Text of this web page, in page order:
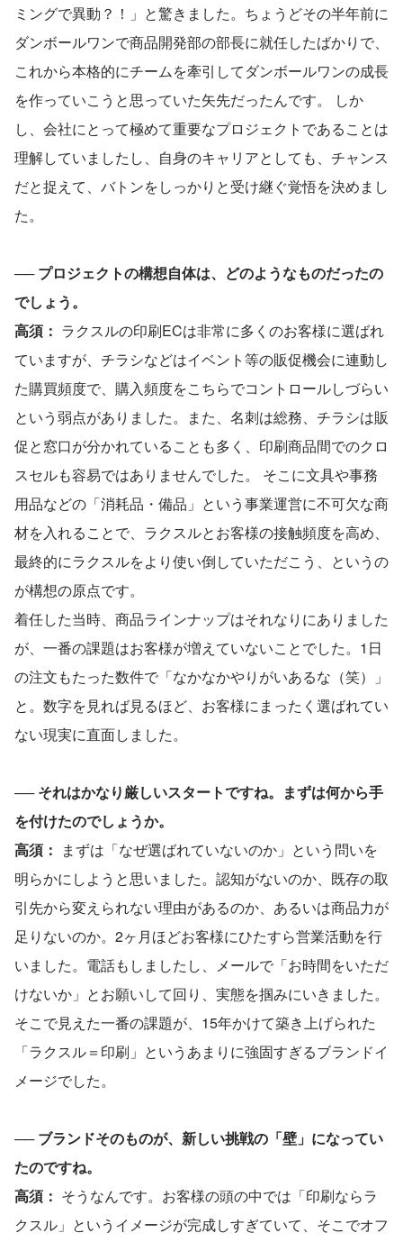
ミングで異動？！」と驚きました。ちょうどその半年前に
ダンボールワンで商品開発部の部長に就任したばかりで、
これから本格的にチームを牽引してダンボールワンの成長
を作っていこうと思っていた矢先だったんです。 しか
し、会社にとって極めて重要なプロジェクトであることは
理解していましたし、自身のキャリアとしても、チャンス
だと捉えて、バトンをしっかりと受け継ぐ覚悟を決めまし
た。
── プロジェクトの構想自体は、どのようなものだったの
でしょう。
高須： ラクスルの印刷ECは非常に多くのお客様に選ばれ
ていますが、チラシなどはイベント等の販促機会に連動し
た購買頻度で、購入頻度をこちらでコントロールしづらい
という弱点がありました。また、名刺は総務、チラシは販
促と窓口が分かれていることも多く、印刷商品間でのクロ
スセルも容易ではありませんでした。 そこに文具や事務
用品などの「消耗品・備品」という事業運営に不可欠な商
材を入れることで、ラクスルとお客様の接触頻度を高め、
最終的にラクスルをより使い倒していただこう、というの
が構想の原点です。
着任した当時、商品ラインナップはそれなりにありました
が、一番の課題はお客様が増えていないことでした。1日
の注文もたった数件で「なかなかやりがいあるな（笑）」
と。数字を見れば見るほど、お客様にまったく選ばれてい
ない現実に直面しました。
── それはかなり厳しいスタートですね。まずは何から手
を付けたのでしょうか。
高須： まずは「なぜ選ばれていないのか」という問いを
明らかにしようと思いました。認知がないのか、既存の取
引先から変えられない理由があるのか、あるいは商品力が
足りないのか。2ヶ月ほどお客様にひたすら営業活動を行
いました。電話もしましたし、メールで「お時間をいただ
けないか」とお願いして回り、実態を掴みにいきました。
そこで見えた一番の課題が、15年かけて築き上げられた
「ラクスル＝印刷」というあまりに強固すぎるブランドイ
メージでした。
── ブランドそのものが、新しい挑戦の「壁」になってい
たのですね。
高須： そうなんです。お客様の頭の中では「印刷ならラ
クスル」というイメージが完成しすぎていて、そこでオフ